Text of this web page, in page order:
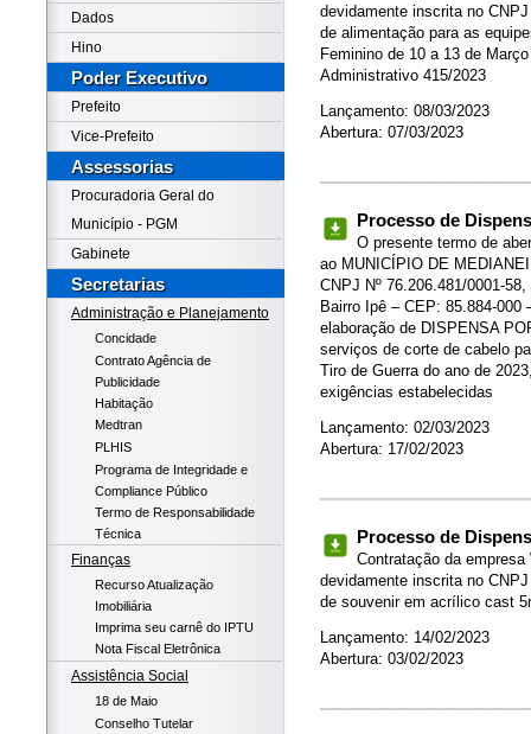
Dados
Hino
Poder Executivo
Prefeito
Vice-Prefeito
Assessorias
Procuradoria Geral do
Município - PGM
Gabinete
Secretarias
Administração e Planejamento
Concidade
Contrato Agência de
Publicidade
Habitação
Medtran
PLHIS
Programa de Integridade e
Compliance Público
Termo de Responsabilidade
Técnica
Finanças
Recurso Atualização
Imobiliária
Imprima seu carnê do IPTU
Nota Fiscal Eletrônica
Assistência Social
18 de Maio
Conselho Tutelar
devidamente inscrita no
de alimentação para as
Feminino de 10 a 13 de
Administrativo 415/2023
Lançamento: 08/03/2023
Abertura: 07/03/2023
Processo de
O presente termo de
ao MUNICÍPIO DE
CNPJ Nº 76.206.481/0001-
Bairro Ipê – CEP: 85.884-000
elaboração de DISPENSA
serviços de corte de cabelo
Tiro de Guerra do ano de
exigências estabelecidas
Lançamento: 02/03/2023
Abertura: 17/02/2023
Processo de
Contratação da
devidamente inscrita no
de souvenir em acrílico cast
Lançamento: 14/02/2023
Abertura: 03/02/2023